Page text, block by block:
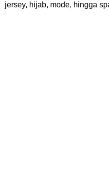
jersey, hijab, mode, hingga